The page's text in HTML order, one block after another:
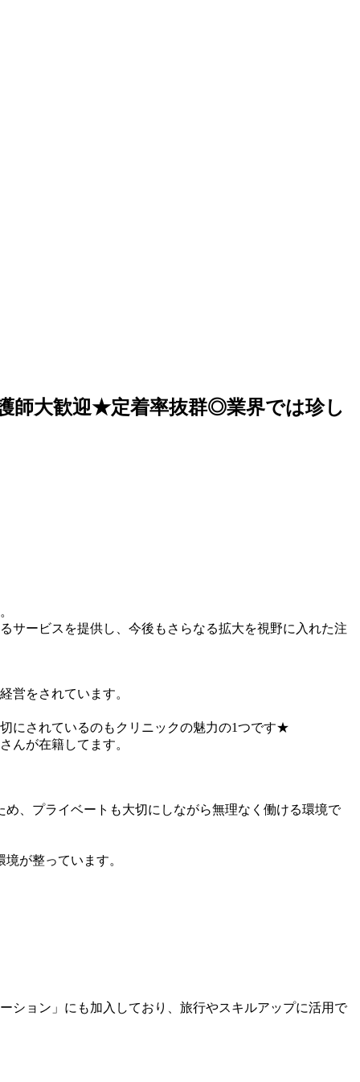
師大歓迎★定着率抜群◎業界では珍し
サービスを提供し、今後もさらなる拡大を視野に入れた注
営をされています。
にされているのもクリニックの魅力の1つです★
んが在籍してます。
、プライベートも大切にしながら無理なく働ける環境で
が整っています。
ション」にも加入しており、旅行やスキルアップに活用で